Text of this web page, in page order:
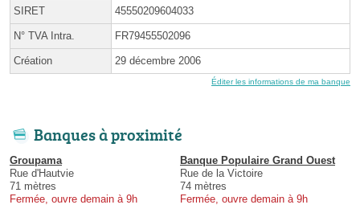
SIRET 45550209604033
N° TVA Intra. FR79455502096
Création 29 décembre 2006
Éditer les informations de ma banque
Banques à proximité
Groupama
Rue d'Hautvie
71 mètres
Fermée, ouvre demain à 9h
Banque Populaire Grand Ouest
Rue de la Victoire
74 mètres
Fermée, ouvre demain à 9h